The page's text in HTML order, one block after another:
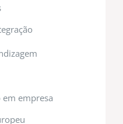
em empresa